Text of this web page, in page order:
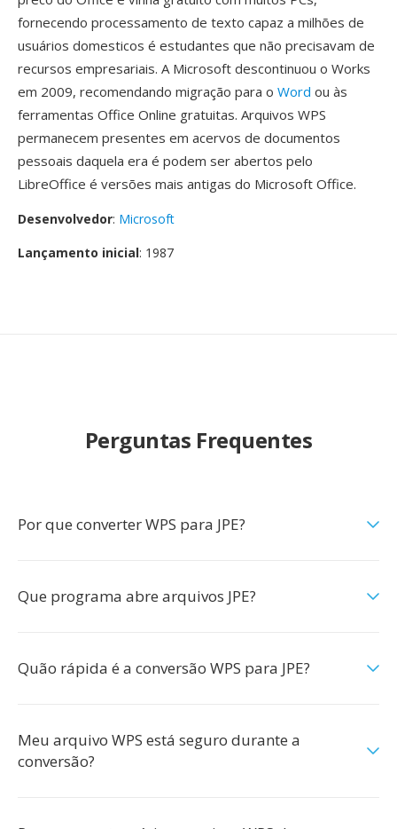
fornecendo processamento de texto capaz a milhões de
usuários domesticos é estudantes que não precisavam de
recursos empresariais. A Microsoft descontinuou o Works
em 2009, recomendando migração para o Word ou às
ferramentas Office Online gratuitas. Arquivos WPS
permanecem presentes em acervos de documentos
pessoais daquela era é podem ser abertos pelo
LibreOffice é versões mais antigas do Microsoft Office.
Desenvolvedor: Microsoft
Lançamento inicial: 1987
Perguntas Frequentes
Por que converter WPS para JPE?
Que programa abre arquivos JPE?
Quão rápida é a conversão WPS para JPE?
Meu arquivo WPS está seguro durante a
conversão?